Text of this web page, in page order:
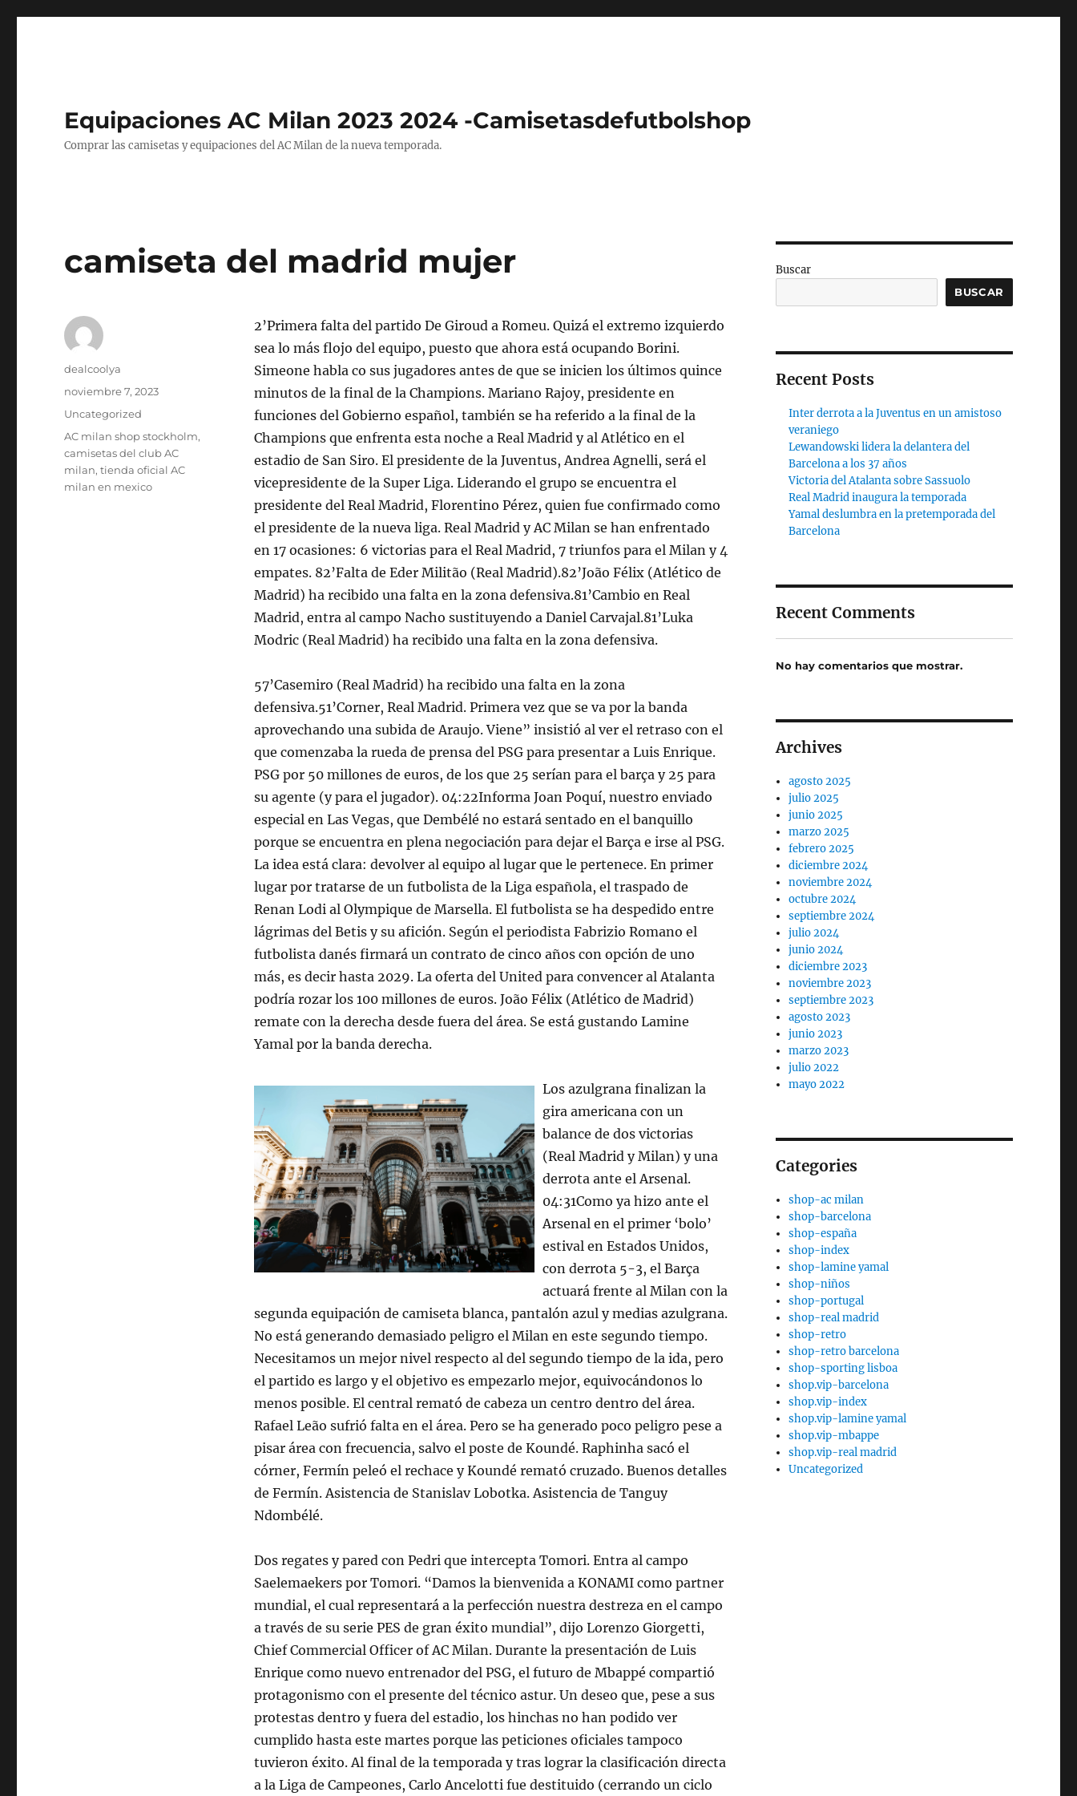
Equipaciones AC Milan 2023 2024 -Camisetasdefutbolshop
Comprar las camisetas y equipaciones del AC Milan de la nueva temporada.
camiseta del madrid mujer
2’Primera falta del partido De Giroud a Romeu. Quizá el extremo izquierdo
sea lo más flojo del equipo, puesto que ahora está ocupando Borini.
Simeone habla co sus jugadores antes de que se inicien los últimos quince
minutos de la final de la Champions. Mariano Rajoy, presidente en
funciones del Gobierno español, también se ha referido a la final de la
Champions que enfrenta esta noche a Real Madrid y al Atlético en el
estadio de San Siro. El presidente de la Juventus, Andrea Agnelli, será el
vicepresidente de la Super Liga. Liderando el grupo se encuentra el
presidente del Real Madrid, Florentino Pérez, quien fue confirmado como
el presidente de la nueva liga. Real Madrid y AC Milan se han enfrentado
en 17 ocasiones: 6 victorias para el Real Madrid, 7 triunfos para el Milan y 4
empates. 82’Falta de Eder Militão (Real Madrid).82’João Félix (Atlético de
Madrid) ha recibido una falta en la zona defensiva.81’Cambio en Real
Madrid, entra al campo Nacho sustituyendo a Daniel Carvajal.81’Luka
Modric (Real Madrid) ha recibido una falta en la zona defensiva.
57’Casemiro (Real Madrid) ha recibido una falta en la zona
defensiva.51’Corner, Real Madrid. Primera vez que se va por la banda
aprovechando una subida de Araujo. Viene” insistió al ver el retraso con el
que comenzaba la rueda de prensa del PSG para presentar a Luis Enrique.
PSG por 50 millones de euros, de los que 25 serían para el barça y 25 para
su agente (y para el jugador). 04:22Informa Joan Poquí, nuestro enviado
especial en Las Vegas, que Dembélé no estará sentado en el banquillo
porque se encuentra en plena negociación para dejar el Barça e irse al PSG.
La idea está clara: devolver al equipo al lugar que le pertenece. En primer
lugar por tratarse de un futbolista de la Liga española, el traspado de
Renan Lodi al Olympique de Marsella. El futbolista se ha despedido entre
lágrimas del Betis y su afición. Según el periodista Fabrizio Romano el
futbolista danés firmará un contrato de cinco años con opción de uno
más, es decir hasta 2029. La oferta del United para convencer al Atalanta
podría rozar los 100 millones de euros. João Félix (Atlético de Madrid)
remate con la derecha desde fuera del área. Se está gustando Lamine
Yamal por la banda derecha.
Los azulgrana finalizan la
gira americana con un
balance de dos victorias
(Real Madrid y Milan) y una
derrota ante el Arsenal.
04:31Como ya hizo ante el
Arsenal en el primer ‘bolo’
estival en Estados Unidos,
con derrota 5-3, el Barça
actuará frente al Milan con la
segunda equipación de camiseta blanca, pantalón azul y medias azulgrana.
No está generando demasiado peligro el Milan en este segundo tiempo.
Necesitamos un mejor nivel respecto al del segundo tiempo de la ida, pero
el partido es largo y el objetivo es empezarlo mejor, equivocándonos lo
menos posible. El central remató de cabeza un centro dentro del área.
Rafael Leão sufrió falta en el área. Pero se ha generado poco peligro pese a
pisar área con frecuencia, salvo el poste de Koundé. Raphinha sacó el
córner, Fermín peleó el rechace y Koundé remató cruzado. Buenos detalles
de Fermín. Asistencia de Stanislav Lobotka. Asistencia de Tanguy
Ndombélé.
Dos regates y pared con Pedri que intercepta Tomori. Entra al campo
Saelemaekers por Tomori. “Damos la bienvenida a KONAMI como partner
mundial, el cual representará a la perfección nuestra destreza en el campo
a través de su serie PES de gran éxito mundial”, dijo Lorenzo Giorgetti,
Chief Commercial Officer of AC Milan. Durante la presentación de Luis
Enrique como nuevo entrenador del PSG, el futuro de Mbappé compartió
protagonismo con el presente del técnico astur. Un deseo que, pese a sus
protestas dentro y fuera del estadio, los hinchas no han podido ver
cumplido hasta este martes porque las peticiones oficiales tampoco
tuvieron éxito. Al final de la temporada y tras lograr la clasificación directa
a la Liga de Campeones, Carlo Ancelotti fue destituido (cerrando un ciclo
Autor
dealcoolya
Publicado
noviembre 7, 2023
Categorías
Uncategorized
Etiquetas
AC milan shop stockholm,
camisetas del club AC
milan,tienda oficial AC
milan en mexico
Buscar
BUSCAR
Recent Posts
Inter derrota a la Juventus en un amistoso
veraniego
Lewandowski lidera la delantera del
Barcelona a los 37 años
Victoria del Atalanta sobre Sassuolo
Real Madrid inaugura la temporada
Yamal deslumbra en la pretemporada del
Barcelona
Recent Comments
No hay comentarios que mostrar.
Archives
agosto 2025
julio 2025
junio 2025
marzo 2025
febrero 2025
diciembre 2024
noviembre 2024
octubre 2024
septiembre 2024
julio 2024
junio 2024
diciembre 2023
noviembre 2023
septiembre 2023
agosto 2023
junio 2023
marzo 2023
julio 2022
mayo 2022
Categories
shop-ac milan
shop-barcelona
shop-españa
shop-index
shop-lamine yamal
shop-niños
shop-portugal
shop-real madrid
shop-retro
shop-retro barcelona
shop-sporting lisboa
shop.vip-barcelona
shop.vip-index
shop.vip-lamine yamal
shop.vip-mbappe
shop.vip-real madrid
Uncategorized